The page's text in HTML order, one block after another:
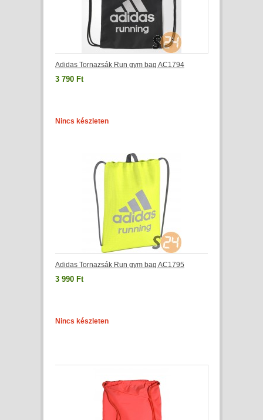
Adidas Tornazsák Run gym bag AC1794
3 790 Ft
Nincs készleten
Adidas Tornazsák Run gym bag AC1795
3 990 Ft
Nincs készleten